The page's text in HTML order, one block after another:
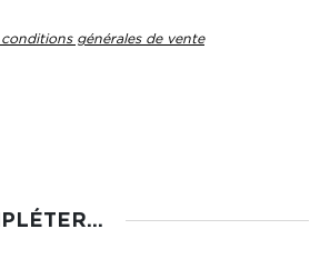
conditions générales de vente